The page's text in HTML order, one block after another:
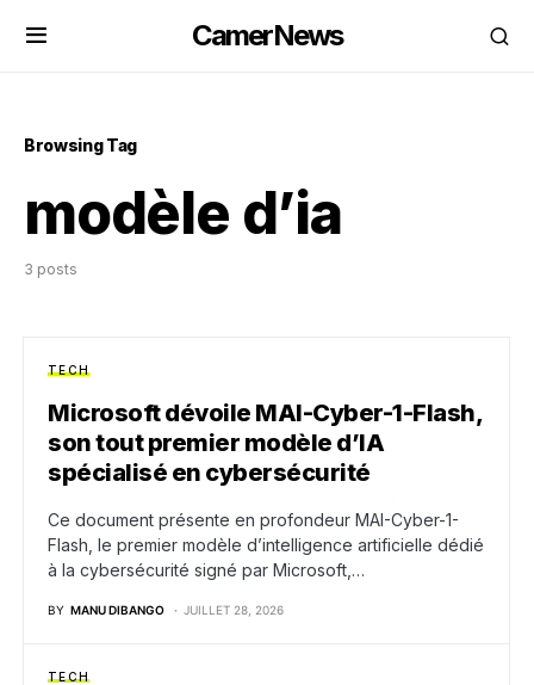
CamerNews
Browsing Tag
modèle d’ia
3 posts
TECH
Microsoft dévoile MAI-Cyber-1-Flash,
son tout premier modèle d’IA
spécialisé en cybersécurité
Ce document présente en profondeur MAI-Cyber-1-
Flash, le premier modèle d’intelligence artificielle dédié
à la cybersécurité signé par Microsoft,…
BY MANU DIBANGO JUILLET 28, 2026
TECH